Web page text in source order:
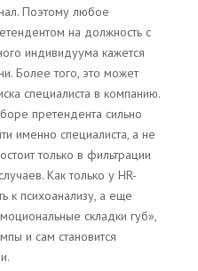
Поэтому любое
на должность с
индивидуума кажется
Более того, это может
специалиста в компанию.
претендента сильно
именно специалиста, а не
только в фильтрации
Как только у HR-
к психоанализу, а еще
складки губ»,
и сам становится